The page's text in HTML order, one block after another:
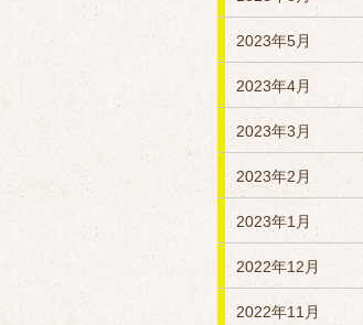
2023年5月
2023年4月
2023年3月
2023年2月
2023年1月
2022年12月
2022年11月